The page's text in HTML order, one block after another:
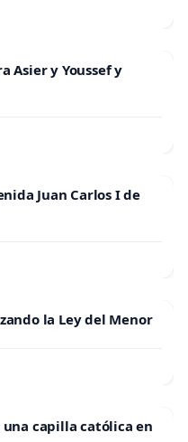
Asier y Youssef y
Juan Carlos I de
la Ley del Menor
capilla católica en